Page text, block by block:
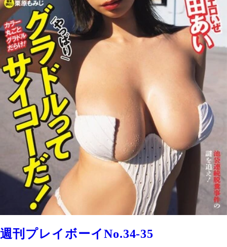
週刊プレイボーイNo.34-35